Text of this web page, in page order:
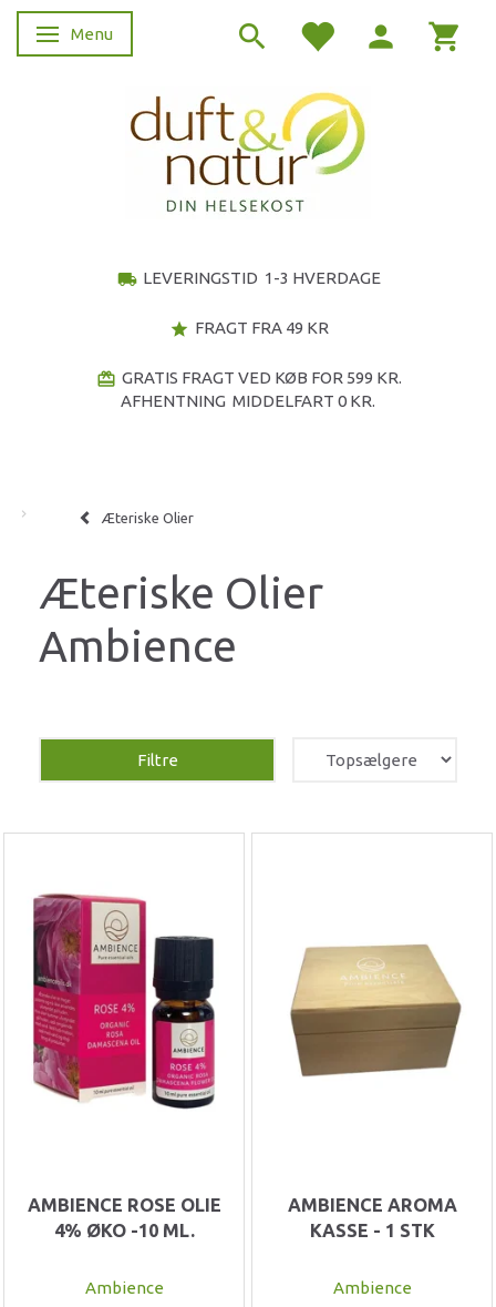
Skifte navigation
Menu
local_shipping LEVERINGSTID 1-3 HVERDAGE
star FRAGT FRA 49 KR
redeem GRATIS FRAGT VED KØB FOR 599 KR.
AFHENTNING MIDDELFART 0 KR.
Æteriske Olier
Æteriske Olier
Ambience
Filtre
AMBIENCE ROSE OLIE
4% ØKO -10 ML.
Ambience
AMBIENCE AROMA
KASSE - 1 STK
Ambience